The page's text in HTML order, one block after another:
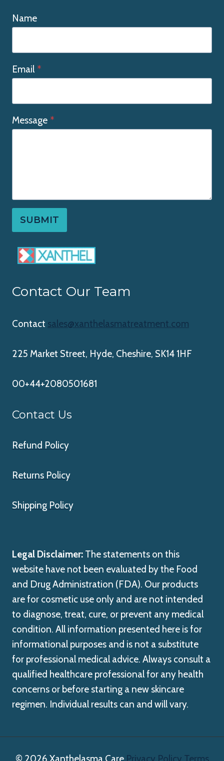
Name
Email *
Message *
SUBMIT
Contact Our Team
Contact sales@xanthelasmatreatment.com
225 Market Street, Hyde, Cheshire, SK14 1HF
00+44+2080501681
Contact Us
Refund Policy
Returns Policy
Shipping Policy
Legal Disclaimer: The statements on this
website have not been evaluated by the Food
and Drug Administration (FDA). Our products
are for cosmetic use only and are not intended
to diagnose, treat, cure, or prevent any medical
condition. All information presented here is for
informational purposes and is not a substitute
for professional medical advice. Always consult a
qualified healthcare professional for any health
concerns or before starting a new skincare
regimen. Individual results can and will vary.